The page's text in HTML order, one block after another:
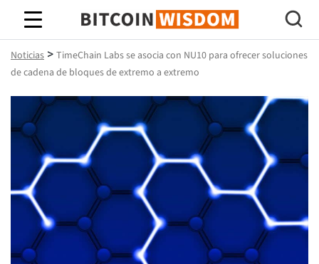
Sabiduría de Bitcoin
Noticias > TimeChain Labs se asocia con NU10 para ofrecer soluciones
de cadena de bloques de extremo a extremo